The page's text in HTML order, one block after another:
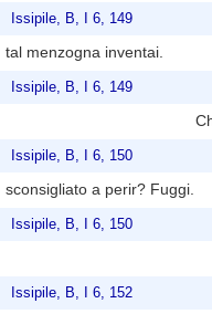
Issipile, B, I 6, 149
tal menzogna inventai.
Issipile, B, I 6, 149
Chi mai ti
Issipile, B, I 6, 150
sconsigliato a perir? Fuggi.
Issipile, B, I 6, 150
Un
Issipile, B, I 6, 152